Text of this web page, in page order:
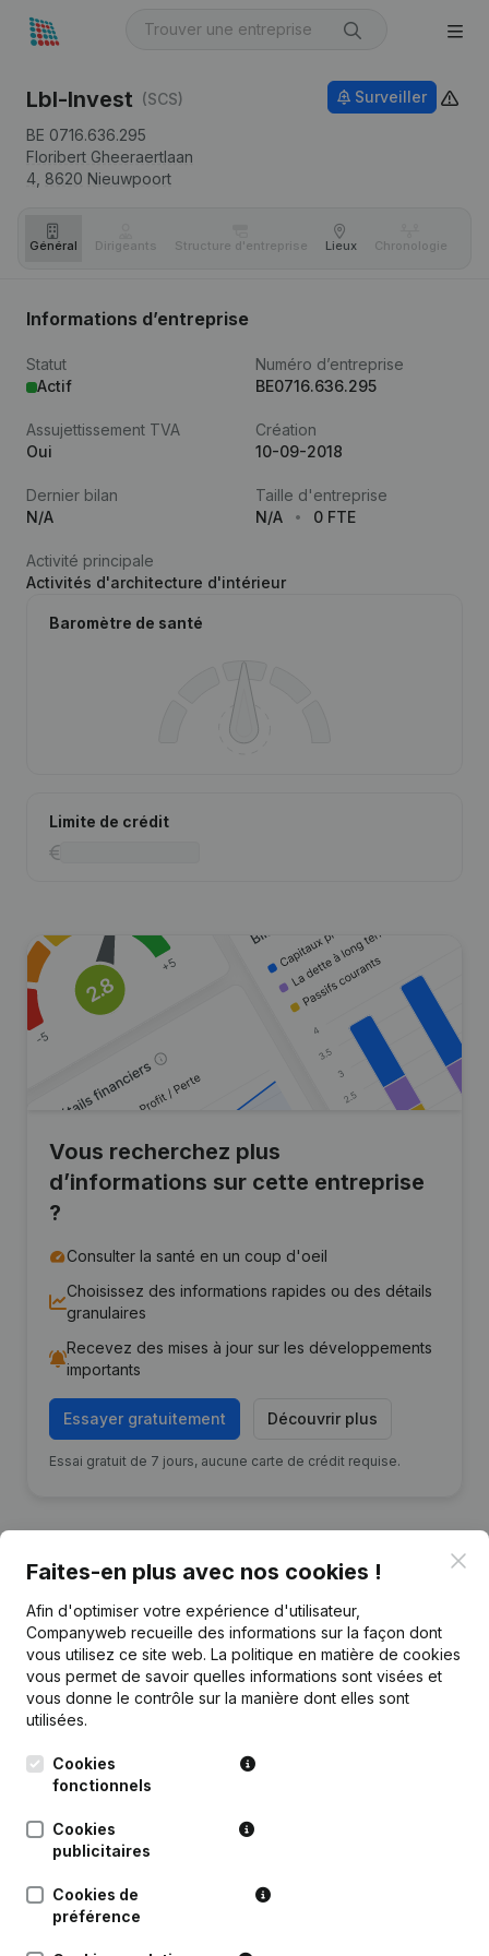
Lbl-Invest (SCS)
BE 0716.636.295
Floribert Gheeraertlaan
4, 8620 Nieuwpoort
Surveiller
Général Dirigeants Structure d'entreprise Lieux Chronologie
Informations d’entreprise
Statut
Actif
Numéro d’entreprise
BE0716.636.295
Assujettissement TVA
Oui
Création
10-09-2018
Dernier bilan
N/A
Taille d'entreprise
N/A
0 FTE
Activité principale
Activités d'architecture d'intérieur
Baromètre de santé
Limite de crédit
Vous recherchez plus
d’informations sur cette entreprise
?
Consulter la santé en un coup d'oeil
Choisissez des informations rapides ou des détails
granulaires
Recevez des mises à jour sur les développements
importants
Essayer gratuitement Découvrir plus
Essai gratuit de 7 jours, aucune carte de crédit requise.
Date Publication
02-01-2019
Rubrique Constitution (Nouvelle
Faites-en plus avec nos cookies !
Afin d'optimiser votre expérience d'utilisateur,
Companyweb recueille des informations sur la façon dont
vous utilisez ce site web. La politique en matière de cookies
vous permet de savoir quelles informations sont visées et
vous donne le contrôle sur la manière dont elles sont
utilisées.
Cookies
fonctionnels
Cookies
publicitaires
Cookies de
préférence